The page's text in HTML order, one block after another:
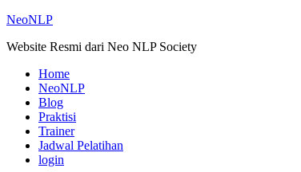
NeoNLP
Website Resmi dari Neo NLP Society
Home
NeoNLP
Blog
Praktisi
Trainer
Jadwal Pelatihan
login